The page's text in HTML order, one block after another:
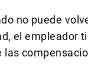
no puede
el empleador